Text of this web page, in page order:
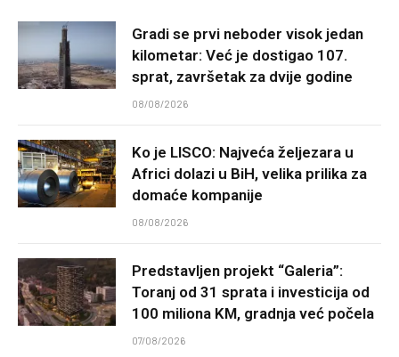
Gradi se prvi neboder visok jedan
kilometar: Već je dostigao 107.
sprat, završetak za dvije godine
08/08/2026
Ko je LISCO: Najveća željezara u
Africi dolazi u BiH, velika prilika za
domaće kompanije
08/08/2026
Predstavljen projekt “Galeria”:
Toranj od 31 sprata i investicija od
100 miliona KM, gradnja već počela
07/08/2026